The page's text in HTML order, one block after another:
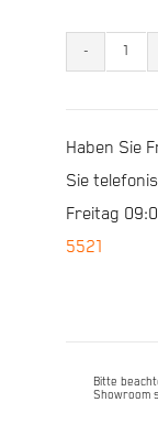
Haben Sie
Sie
Freitag
5521
Bitte
Showroom